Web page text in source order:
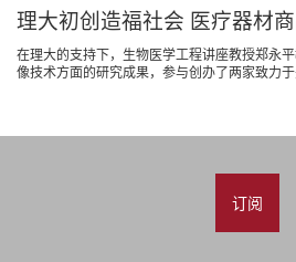
理大初创造福社会 医疗器材
在理大的支持下，生物医学工程讲座教授郑永
像技术方面的研究成果，参与创办了两家致力
订阅